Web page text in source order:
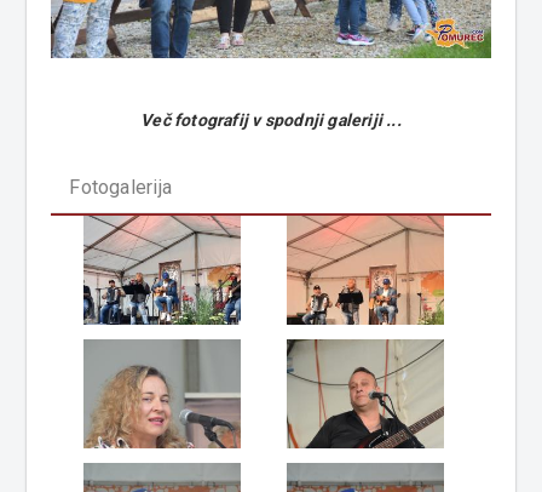
Več fotografij v spodnji galeriji ...
Fotogalerija